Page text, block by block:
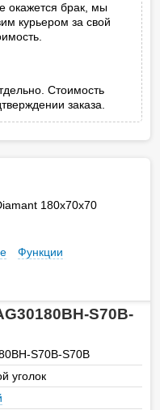
окажется брак, мы
курьером за свой
Стоимость
заказа.
180х70х70
Функции
S70B-
S70B-S70B
уголок